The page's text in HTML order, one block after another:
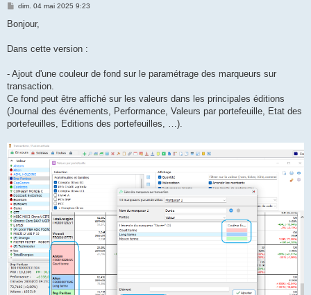
M
s
g
dim. 04 mai 2025 9:23
Bonjour,
Dans cette version :
- Ajout d'une couleur de fond sur le paramétrage des marqueurs sur
transaction.
Ce fond peut être affiché sur les valeurs dans les principales éditions
(Journal des événements, Performance, Valeurs par portefeuille, Etat des
portefeuilles, Editions des portefeuilles, …).